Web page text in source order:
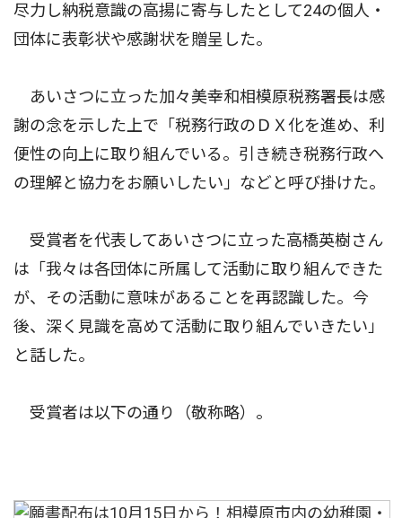
尽力し納税意識の高揚に寄与したとして24の個人・
団体に表彰状や感謝状を贈呈した。
あいさつに立った加々美幸和相模原税務署長は感
謝の念を示した上で「税務行政のＤＸ化を進め、利
便性の向上に取り組んでいる。引き続き税務行政へ
の理解と協力をお願いしたい」などと呼び掛けた。
受賞者を代表してあいさつに立った高橋英樹さん
は「我々は各団体に所属して活動に取り組んできた
が、その活動に意味があることを再認識した。今
後、深く見識を高めて活動に取り組んでいきたい」
と話した。
受賞者は以下の通り（敬称略）。